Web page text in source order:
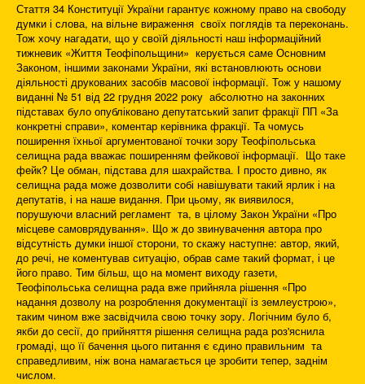
Стаття 34 Конституції України гарантує кожному право на свободу
думки і слова, на вільне вираження своїх поглядів та переконань.
Тож хочу нагадати, що у своїй діяльності наш інформаційний
тижневик «Життя Теофіпольщини» керується саме Основним
Законом, іншими законами України, які встановлюють основи
діяльності друкованих засобів масової інформації. Тож у нашому
виданні № 51 від 22 грудня 2022 року абсолютно на законних
підставах було опубліковано депутатський запит фракції ПП «За
конкретні справи», коментар керівника фракції. Та чомусь
поширення їхньої аргументованої точки зору Теофіпольська
селищна рада вважає поширенням фейкової інформації. Що таке
фейк? Це обман, підстава для шахрайства. І просто дивно, як
селищна рада може дозволити собі навішувати такий ярлик і на
депутатів, і на наше видання. При цьому, як виявилося,
порушуючи власний регламент та, в цілому Закон України «Про
місцеве самоврядування». Що ж до звинувачення автора про
відсутність думки іншої сторони, то скажу наступне: автор, який,
до речі, не коментував ситуацію, обрав саме такий формат, і це
його право. Тим більш, що на момент виходу газети,
Теофіпольська селищна рада вже прийняла рішення «Про
надання дозволу на розроблення документації із землеустрою»,
таким чином вже засвідчила свою точку зору. Логічним було б,
якби до сесії, до прийняття рішення селищна рада роз'яснила
громаді, що її бачення цього питання є єдино правильним та
справедливим, ніж вона намагається це зробити тепер, заднім
числом.